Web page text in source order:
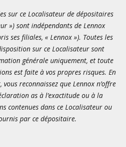
sur ce Localisateur de dépositaires
») sont indépendants de Lennox
ses filiales, « Lennox »). Toutes les
sur ce Localisateur sont
générale uniquement, et toute
est faite à vos propres risques. En
reconnaissez que Lennox n’offre
as à l’exactitude ou à la
contenues dans ce Localisateur ou
par ce dépositaire.